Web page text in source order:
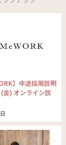
】中途採用説明
金) オンライン説